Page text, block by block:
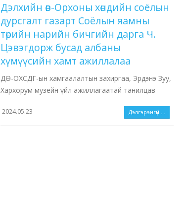
Дэлхийн өв-Орхоны хөндийн соёлын
дурсгалт газарт Соёлын яамны
төрийн нарийн бичгийн дарга Ч.
Цэвэгдорж бусад албаны
хүмүүсийн хамт ажиллалаа
ДӨ-ОХСДГ-ын хамгаалалтын захиргаа, Эрдэнэ Зуу,
Хархорум музейн үйл ажиллагаатай танилцав
2024.05.23 Дэлгэрэнгүй ...